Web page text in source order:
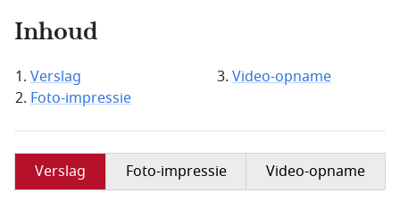
Inhoud
Verslag
Foto-impressie
Video-opname
Verslag Foto-impressie Video-opname